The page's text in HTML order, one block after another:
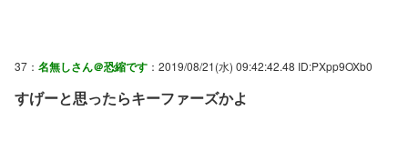
37： 名無しさん＠恐縮です ：2019/08/21(水) 09:42:42.48 ID:PXpp9OXb0
すげーと思ったらキーファーズかよ